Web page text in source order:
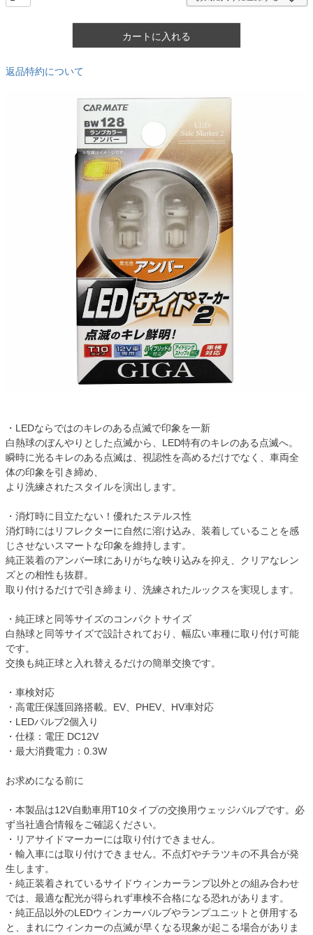
カートに入れる
返品特約について
・LEDならではのキレのある点滅で印象を一新
白熱球のぼんやりとした点滅から、LED特有のキレのある点滅へ。
瞬時に光るキレのある点滅は、視認性を高めるだけでなく、車両全
体の印象を引き締め、
より洗練されたスタイルを演出します。
・消灯時に目立たない！優れたステルス性
消灯時にはリフレクターに自然に溶け込み、装着していることを感
じさせないスマートな印象を維持します。
純正装着のアンバー球にありがちな映り込みを抑え、クリアなレン
ズとの相性も抜群。
取り付けるだけで引き締まり、洗練されたルックスを実現します。
・純正球と同等サイズのコンパクトサイズ
白熱球と同等サイズで設計されており、幅広い車種に取り付け可能
です。
交換も純正球と入れ替えるだけの簡単交換です。
・車検対応
・高電圧保護回路搭載。EV、PHEV、HV車対応
・LEDバルブ2個入り
・仕様：電圧 DC12V
・最大消費電力：0.3W
お求めになる前に
・本製品は12V自動車用T10タイプの交換用ウェッジバルブです。必
ず当社適合情報をご確認ください。
・リアサイドマーカーには取り付けできません。
・輸入車には取り付けできません。不点灯やチラツキの不具合が発
生します。
・純正装着されているサイドウィンカーランプ以外との組み合わせ
では、最適な配光が得られず車検不合格になる恐れがあります。
・純正品以外のLEDウィンカーバルブやランプユニットと併用する
と、まれにウィンカーの点滅が早くなる現象が起こる場合がありま